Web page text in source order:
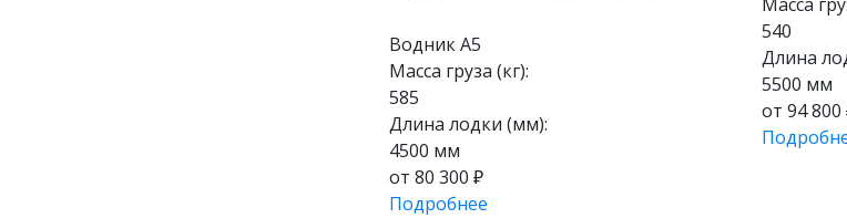
Водник А5
Масса груза (кг):
585
Длина лодки (мм):
4500 мм
от 80 300 ₽
Подробнее
540
Длина
5500 мм
от 94 800